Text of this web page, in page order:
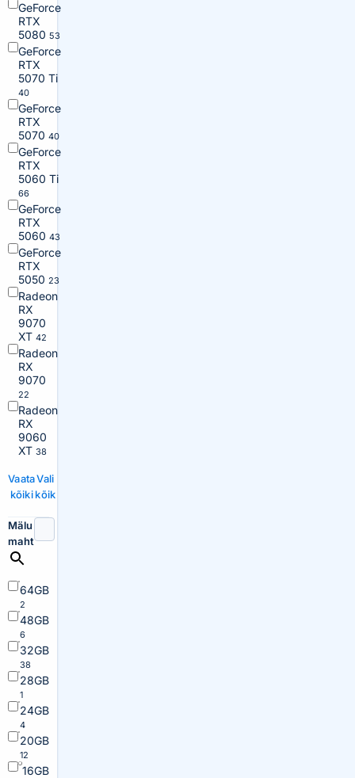
GeForce
RTX
5080 53
GeForce
RTX
5070 Ti
40
GeForce
RTX
5070 40
GeForce
RTX
5060 Ti
66
GeForce
RTX
5060 43
GeForce
RTX
5050 23
Radeon
RX
9070
XT 42
Radeon
RX
9070
22
Radeon
RX
9060
XT 38
Vaata
kõiki
Vali
kõik
Mälu
maht
64GB
2
48GB
6
32GB
38
28GB
1
24GB
4
20GB
12
16GB